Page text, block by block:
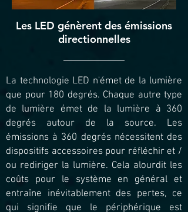
Les LED génèrent des émissions
directionnelles
La technologie LED n'émet de la lumière
que pour 180 degrés. Chaque autre type
de lumière émet de la lumière à 360
degrés autour de la source. Les
émissions à 360 degrés nécessitent des
dispositifs accessoires pour réfléchir et /
ou rediriger la lumière. Cela alourdit les
coûts pour le système en général et
entraîne inévitablement des pertes, ce
qui signifie que le périphérique est